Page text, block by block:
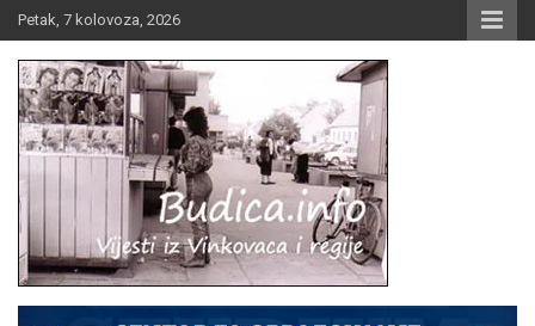
Skip
to
content
Petak, 7 kolovoza, 2026
Budica.info